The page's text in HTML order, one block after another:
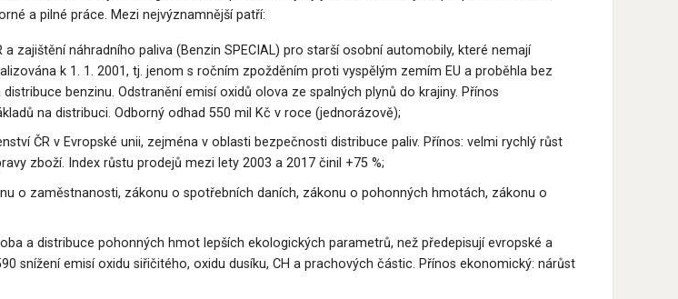
a pilné práce. Mezi nejvýznamnější patří:
zajištění náhradního paliva (Benzin SPECIAL) pro starší osobní automobily, které nemají
k 1. 1. 2001, tj. jenom s ročním zpožděním proti vyspělým zemím EU a proběhla bez
benzinu. Odstranění emisí oxidů olova ze spalných plynů do krajiny. Přínos
na distribuci. Odborný odhad 550 mil Kč v roce (jednorázově);
ČR v Evropské unii, zejména v oblasti bezpečnosti distribuce paliv. Přínos: velmi rychlý růst
zboží. Index růstu prodejů mezi lety 2003 a 2017 činil +75 %;
o zaměstnanosti, zákonu o spotřebních daních, zákonu o pohonných hmotách, zákonu o
a distribuce pohonných hmot lepších ekologických parametrů, než předepisují evropské a
snížení emisí oxidu siřičitého, oxidu dusíku, CH a prachových částic. Přínos ekonomický: nárůst